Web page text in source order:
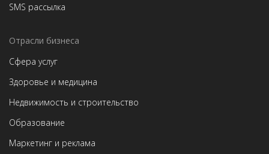
SMS рассылка
Отрасли бизнеса
Сфера услуг
Здоровье и медицина
Недвижимость и строительство
Образование
Маркетинг и реклама